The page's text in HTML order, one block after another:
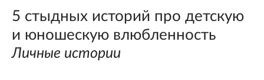
5 стыдных историй про детскую
и юношескую влюбленность
Личные истории